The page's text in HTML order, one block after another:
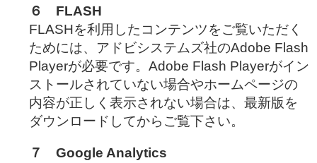
６ FLASH
FLASHを利用したコンテンツをご覧いただく
ためには、アドビシステムズ社のAdobe Flash
Playerが必要です。Adobe Flash Playerがイン
ストールされていない場合やホームページの
内容が正しく表示されない場合は、最新版を
ダウンロードしてからご覧下さい。
７ Google Analytics